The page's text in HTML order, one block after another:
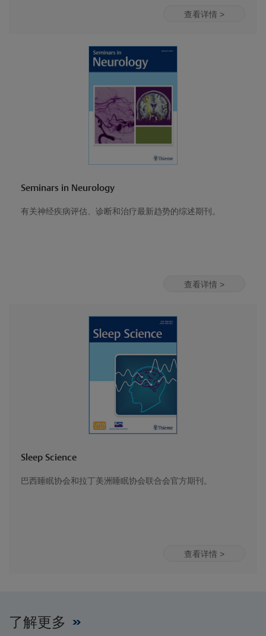
查看详情 >
Seminars in Neurology
有关神经疾病评估、诊断和治疗最新趋势的综述期刊。
查看详情 >
Sleep Science
巴西睡眠协会和拉丁美洲睡眠协会联合会官方期刊。
查看详情 >
了解更多